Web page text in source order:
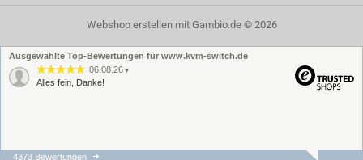
Webshop erstellenmit Gambio.de © 2026
Ausgewählte Top-Bewertungen für www.kvm-switch.de
06.08.26 ▼
Alles fein, Danke!
4373 Bewertungen